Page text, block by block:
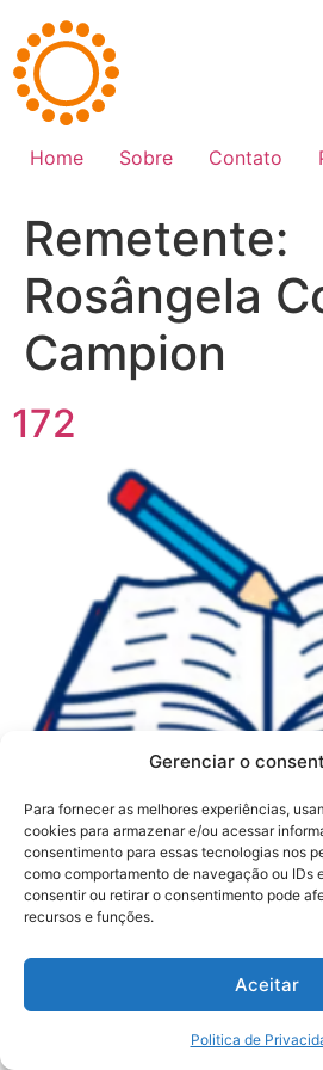
Gerenciar o
Para fornecer as melhores experiências,
cookies para armazenar e/ou acessar
consentimento para essas tecnologias nos
como comportamento de navegação ou IDs
consentir ou retirar o consentimento pode
recursos e funções.
Aceitar
Politica de
para
conteúdo
Home Sobre Contato
Remetente:
Rosângela
Campion
172